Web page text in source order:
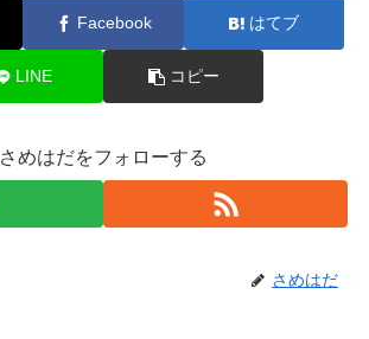
Facebook はてブ
LINE コピー
さめはだをフォローする
さめはだ